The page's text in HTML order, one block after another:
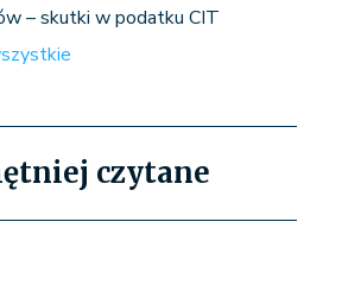
– skutki w podatku CIT
czytane